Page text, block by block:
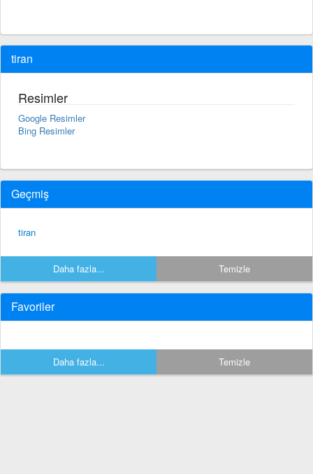
tiran
Resimler
Google Resimler
Bing Resimler
Geçmiş
tiran
Daha fazla... Temizle
Favoriler
Daha fazla... Temizle